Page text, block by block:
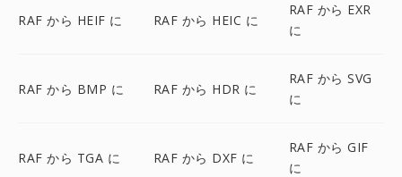
RAF から HEIF に RAF から HEIC に
RAF から EXR
に
RAF から BMP に RAF から HDR に
RAF から SVG
に
RAF から TGA に RAF から DXF に
RAF から GIF
に